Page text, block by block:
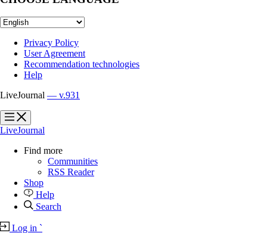
Privacy Policy
User Agreement
Recommendation technologies
Help
LiveJournal — v.931
?
?
LiveJournal
Find more
Communities
RSS Reader
Shop
Help
Search
Log in `